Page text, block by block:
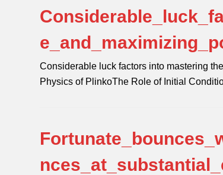
Considerable luck factors into mastering
Physics of PlinkoThe Role of Initial